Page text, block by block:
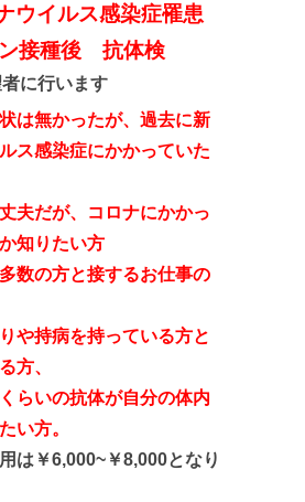
ウイルス感染症罹患
接種後 抗体検
に行います
無かったが、過去に新
ス感染症にかかっていた
が、コロナにかかっ
知りたい方
の方と接するお仕事の
持病を持っている方と
方、
いの抗体が自分の体内
い方。
￥6,000~￥8,000となり